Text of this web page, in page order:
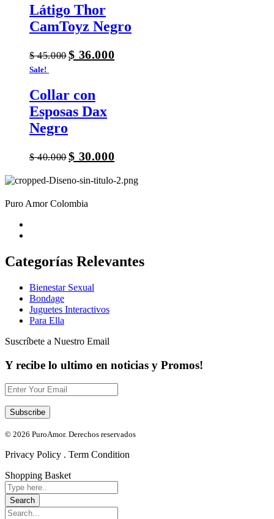
Látigo Thor
CamToyz Negro
$45.000 $ 36.000
Sale!
Collar con
Esposas Dax
Negro
$40.000 $ 30.000
Puro Amor Colombia
Categorías Relevantes
Bienestar Sexual
Bondage
Juguetes Interactivos
Para Ella
Suscríbete a Nuestro Email
Y recibe lo ultimo en noticias y Promos!
© 2026 PuroAmor. Derechos reservados
Privacy Policy . Term Condition
Shopping Basket